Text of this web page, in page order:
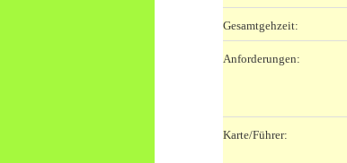
Gesamtgehzeit:
Anforderungen:
Karte/Führer: